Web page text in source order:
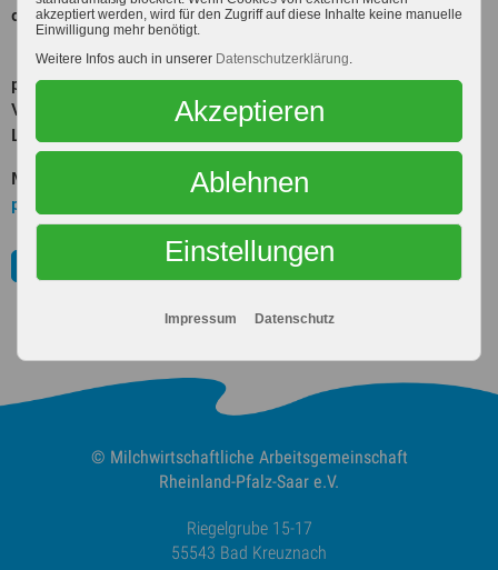
dienend anerkannt.
Das PL-Az. (Anerkennungsnummer) für rheinland-
pfälzische Lehrkräfte lautet 23ST026902,die
Veranstaltungsnummer des LPM für saarländische
Lehrkräfte A16.218-0134.
Mehr Informationen dazu finden Sie in der
pdf.
Online-Anmeldung
© Milchwirtschaftliche Arbeitsgemeinschaft
Rheinland-Pfalz-Saar e.V.
Riegelgrube 15-17
55543 Bad Kreuznach
akzeptiert werden, wird für den Zugriff auf diese Inhalte keine manuelle
Einwilligung mehr benötigt.
Weitere Infos auch in unserer Datenschutzerklärung.
Impressum Datenschutz
Einstellungen
Ablehnen
Akzeptieren